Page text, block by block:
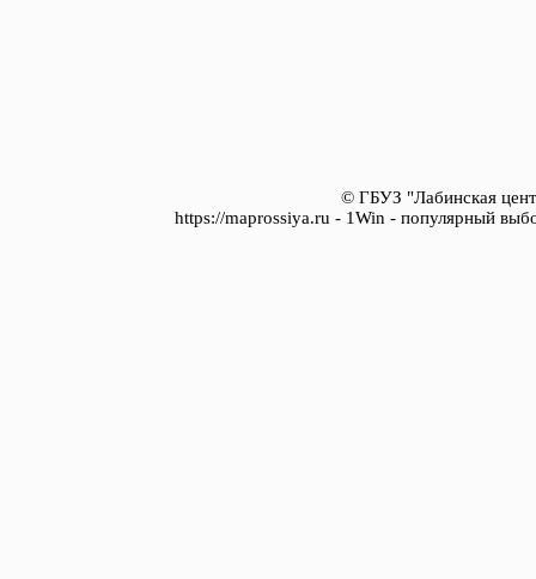
© ГБУЗ "Лабинская
https://maprossiya.ru - 1Win - популярный